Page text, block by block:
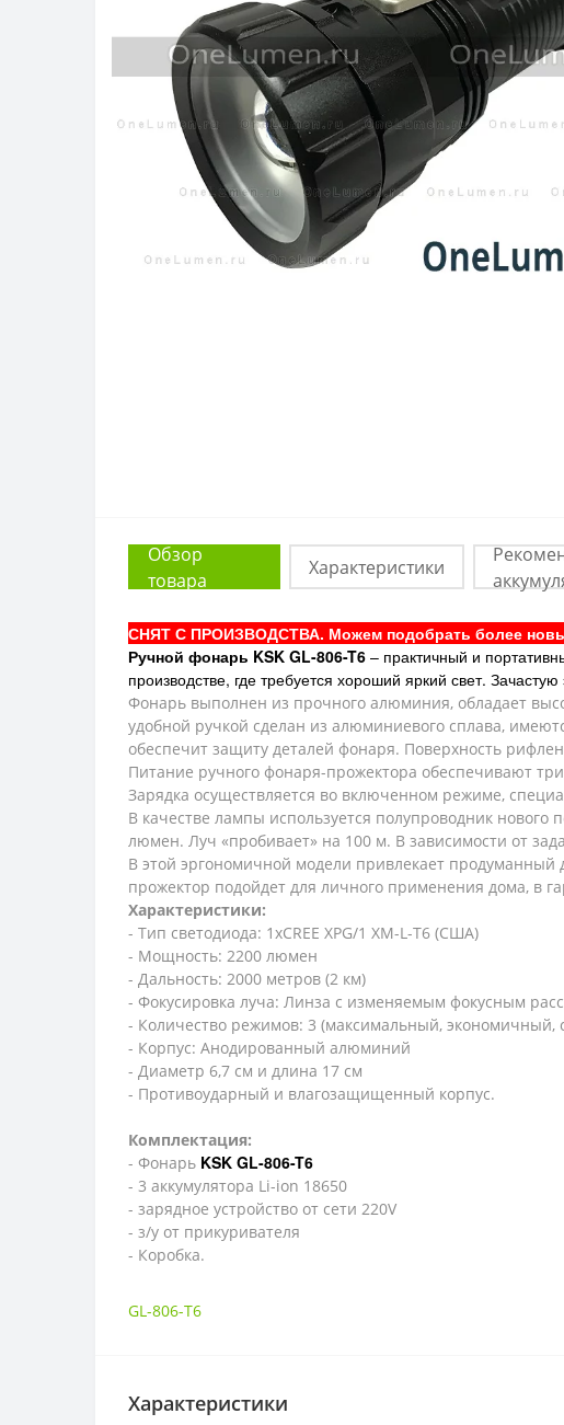
Обзор
товара
Характеристики
СНЯТ С ПРОИЗВОДСТВА. Можем подобрать более
Ручной фонарь KSK GL-806-T6 – практичный и
производстве, где требуется хороший яркий свет.
Фонарь выполнен из прочного алюминия, обладает
удобной ручкой сделан из алюминиевого сплава,
обеспечит защиту деталей фонаря. Поверхность
Питание ручного фонаря-прожектора обеспечивают
Зарядка осуществляется во включенном режиме,
В качестве лампы используется полупроводник нового
люмен. Луч «пробивает» на 100 м. В зависимости от
В этой эргономичной модели привлекает
прожектор подойдет для личного применения дома, в
Характеристики:
- Тип светодиода: 1хCREE XPG/1 ХМ-L-Т6 (США)
- Мощность: 2200 люмен
- Дальность: 2000 метров (2 км)
- Фокусировка луча: Линза с изменяемым фокусным
- Количество режимов: 3 (максимальный, экономичный,
- Корпус: Анодированный алюминий
- Диаметр 6,7 см и длина 17 см
- Противоударный и влагозащищенный корпус.
Комплектация:
- Фонарь KSK GL-806-T6
- 3 аккумулятора Li-ion 18650
- зарядное устройство от сети 220V
- з/у от прикуривателя
- Коробка.
GL-806-T6
Характеристики